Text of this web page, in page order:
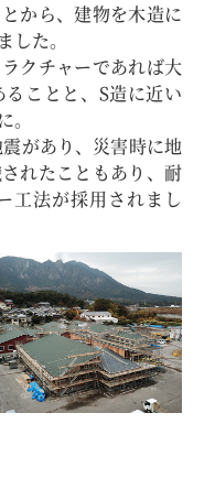
から、建物を木造に
た。
クチャーであれば大
ことと、S造に近い
があり、災害時に地
れたこともあり、耐
工法が採用されまし